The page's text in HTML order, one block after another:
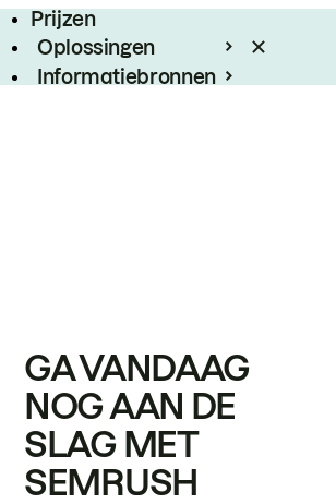
Prijzen
Oplossingen
Informatiebronnen
GA VANDAAG
NOG AAN DE
SLAG MET
SEMRUSH